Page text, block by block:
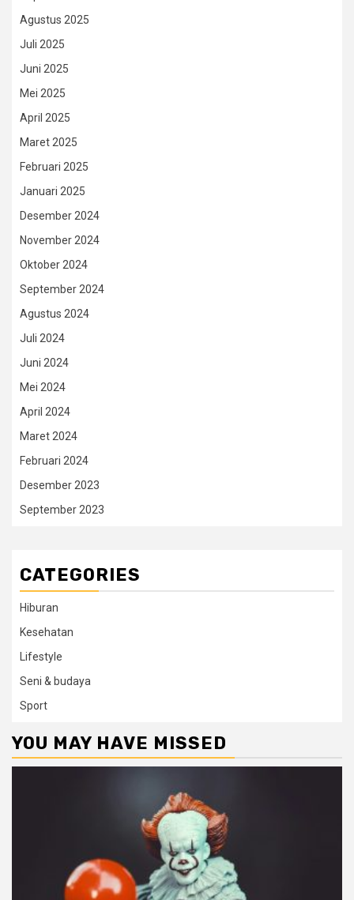
Agustus 2025
Juli 2025
Juni 2025
Mei 2025
April 2025
Maret 2025
Februari 2025
Januari 2025
Desember 2024
November 2024
Oktober 2024
September 2024
Agustus 2024
Juli 2024
Juni 2024
Mei 2024
April 2024
Maret 2024
Februari 2024
Desember 2023
September 2023
CATEGORIES
Hiburan
Kesehatan
Lifestyle
Seni & budaya
Sport
YOU MAY HAVE MISSED